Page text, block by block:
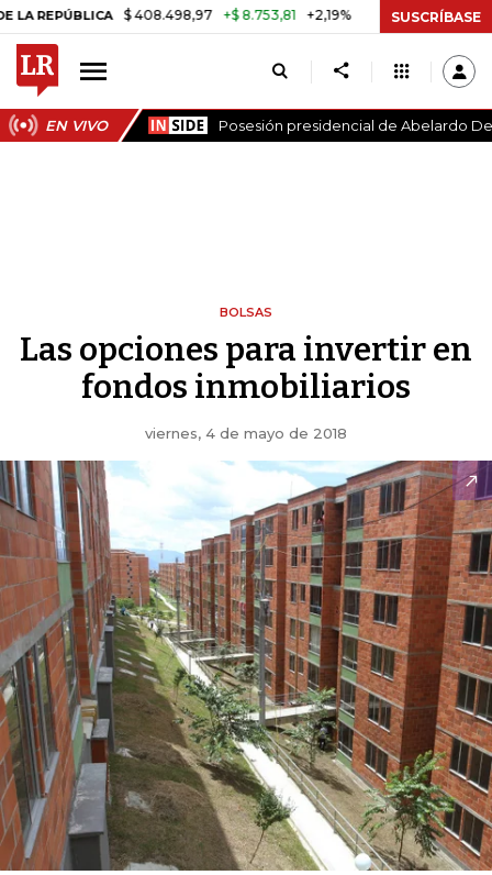
$ 408.498,97 +$ 8.753,81 +2,19% TASA DE USURA CRÉDITO
SUSCRÍBASE
EN VIVO Posesión presidencial de Abelardo
BOLSAS
Las opciones para invertir en
fondos inmobiliarios
viernes, 4 de mayo de 2018